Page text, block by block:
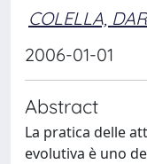
COLELLA,
2006-01-01
Abstract
La pratica delle
evolutiva è uno